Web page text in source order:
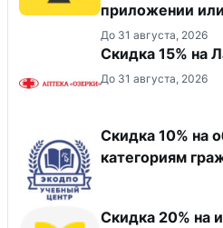
приложении
До 31 августа, 2026
Скидка 15% на
До 31 августа, 2026
Скидка 10% на
категориям
Скидка 20% на